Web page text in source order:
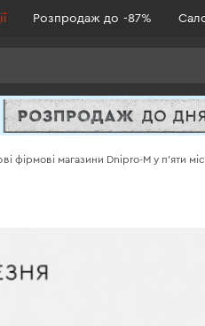
Розпродаж до -87%
фірмові магазини Dnipro-M у п'яти